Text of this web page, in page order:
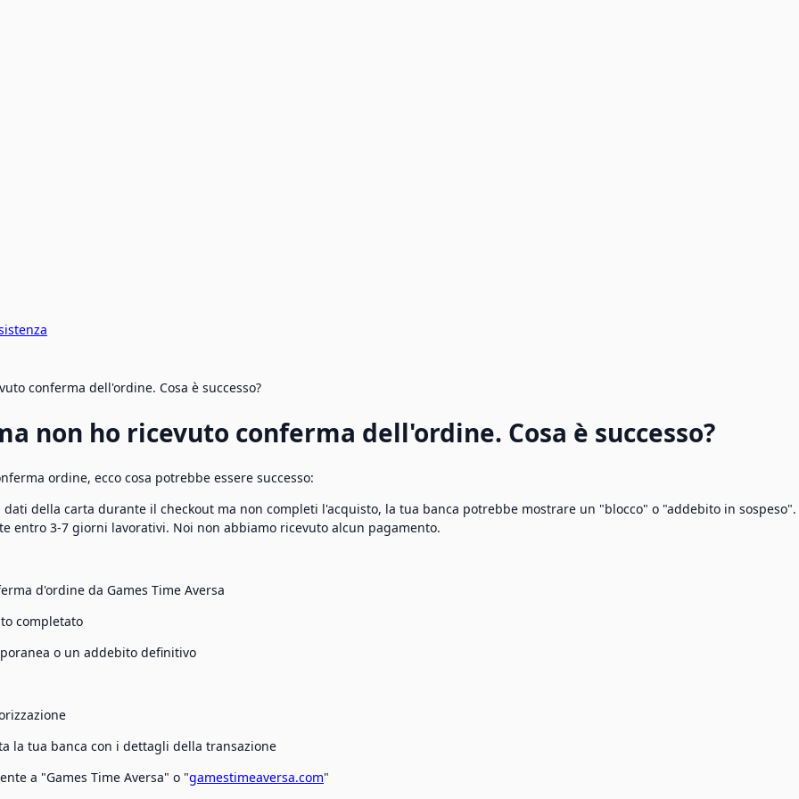
conferma dell'ordine. Cosa è successo?
non ho ricevuto conferma dell'ordine. Cosa è successo?
ordine, ecco cosa potrebbe essere successo:
della carta durante il checkout ma non completi l'acquisto, la tua banca potrebbe mostrare un "blocco" o "addebito in sospeso".
entro 3-7 giorni lavorativi. Noi non abbiamo ricevuto alcun pagamento.
d'ordine da Games Time Aversa
completato
o un addebito definitivo
la tua banca con i dettagli della transazione
a "Games Time Aversa" o "gamestimeaversa.com"